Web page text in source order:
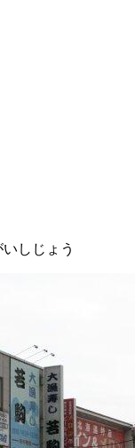
しじょう